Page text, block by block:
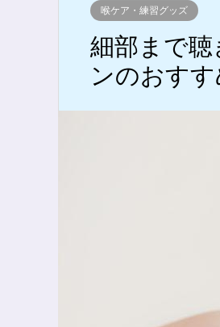
喉ケア・練習グッズ
細部まで
ンのおす